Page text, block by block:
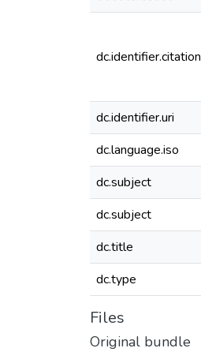
dc.identifier.citation
dc.identifier.uri
dc.language.iso
dc.subject
dc.subject
dc.title
dc.type
Files
Original bundle